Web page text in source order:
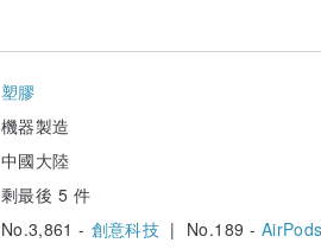
塑膠
機器製造
中國大陸
剩最後 5 件
No.3,861 - 創意科技| No.189 -